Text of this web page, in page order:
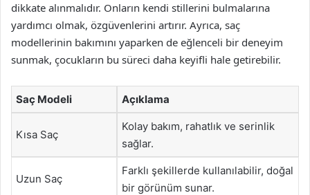
dikkate alınmalıdır. Onların kendi stillerini bulmalarına
yardımcı olmak, özgüvenlerini artırır. Ayrıca, saç
modellerinin bakımını yaparken de eğlenceli bir deneyim
sunmak, çocukların bu süreci daha keyifli hale getirebilir.
Saç Modeli Açıklama
Kısa Saç
Kolay bakım, rahatlık ve serinlik
sağlar.
Uzun Saç
Farklı şekillerde kullanılabilir, doğal
bir görünüm sunar.